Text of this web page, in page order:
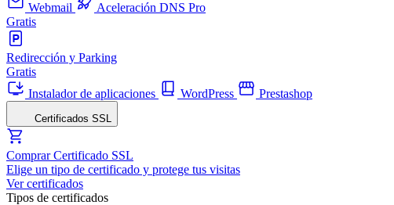
Webmail
Aceleración DNS Pro
Gratis
Redirección y Parking
Gratis
Instalador de aplicaciones
WordPress Prestashop
Certificados SSL
Comprar Certificado SSL
Elige un tipo de certificado y protege tus visitas
Ver certificados
Tipos de certificados